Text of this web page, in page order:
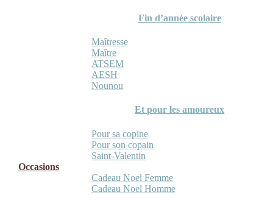
Fin d’année scolaire
Maîtresse
Maître
ATSEM
AESH
Nounou
Et pour les amoureux
Pour sa copine
Pour son copain
Saint-Valentin
Occasions
Cadeau Noel Femme
Cadeau Noel Homme